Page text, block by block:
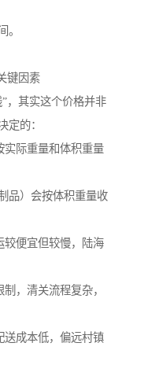
。
键因素
，其实这个价格并非
定的：
实际重量和体积重量
品）会按体积重量收
较便宜但较慢，陆海
，清关流程复杂，
送成本低，偏远村镇